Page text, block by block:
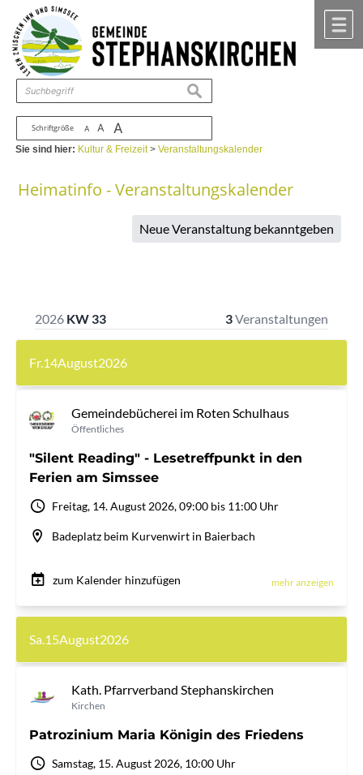
Zum Inhalt ,zur Navigation
Schriftgröße A A A
suchen
Sie sind hier: Kultur & Freizeit>Veranstaltungskalender
Heimatinfo - Veranstaltungskalender